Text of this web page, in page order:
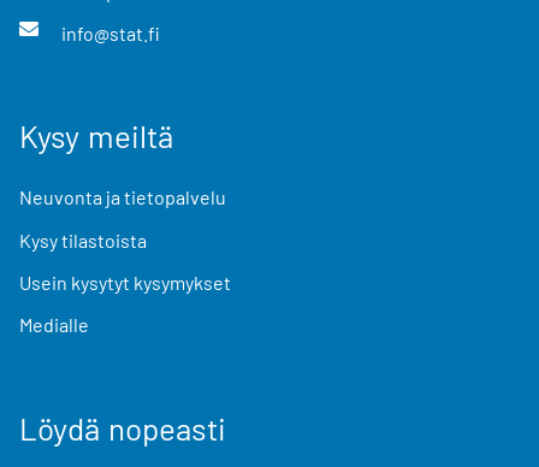
info@stat.fi
Kysy meiltä
Neuvonta ja tietopalvelu
Kysy tilastoista
Usein kysytyt kysymykset
Medialle
Löydä nopeasti